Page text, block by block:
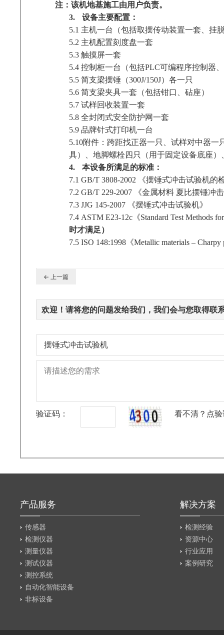
注：该机地基施工由用户负责。
3.
设备主要配置：
5.1 主机一台（包括取摆传动装置一套、挂
5.2 主机配置刻度盘一套
5.3 触摸屏一套
5.4 控制柜一台（包括PLC可编程序控制器
5.5 简支梁摆锤（300J/150J）各一只
5.6 简支梁夹具一套（包括钳口、砧座）
5.7 试样回收装置一套
5.8 全封闭式安全防护网一套
5.9 品牌针式打印机一台
5.10附件：跨距找正器一只、试样对中器一
具）、地脚螺栓四只（用于固定设备底座
4.
本设备所满足的标准：
7.1 GB/T 3808-2002
《摆锤式冲击试验机的
7.2 GB/T 229-2007
《金属材料 夏比摆锤冲
7.3 JJG 145-2007
《摆锤式冲击试验机》
7.4 ASTM E23-12c 《Standard Test Methods
时才满足）
7.5 ISO 148:1998 《Metallic materials –
← 上一篇
欢迎！请将您的问题发给我们，我们会与您取得联
验证码： 看不清？点
产品服务
传感器
检测仪器
测量仪器
测试仪器
测控系统
自动化智能设备
非标设备
解决方案
检测经验
资源中心
行业应用
案例研究